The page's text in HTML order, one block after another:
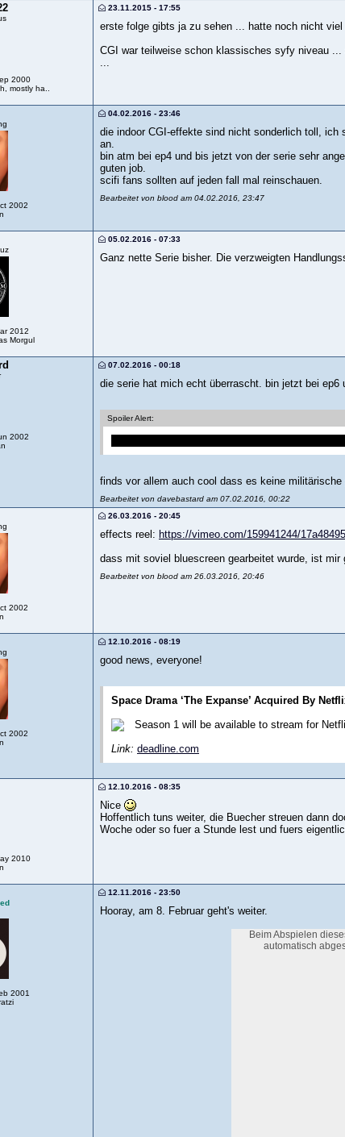
2000
mostly ha..
23.11.2015 - 17:55
erste folge gibts ja zu sehen ... hatte noch nicht
CGI war teilweise schon klassisches syfy niveau ...
2002
04.02.2016 - 23:46
die indoor CGI-effekte sind nicht sonderlich toll,
an.
bin atm bei ep4 und bis jetzt von der serie sehr
guten job.
scifi fans sollten auf jeden fall mal reinschauen.
Bearbeitet von blood am 04.02.2016, 23:47
2012
Morgul
05.02.2016 - 07:33
Ganz nette Serie bisher. Die verzweigten
2002
07.02.2016 - 00:18
die serie hat mich echt überrascht. bin jetzt bei ep6
Spoiler Alert:
finds vor allem auch cool dass es keine
Bearbeitet von davebastard am 07.02.2016, 00:22
2002
26.03.2016 - 20:45
effects reel: https://vimeo.com/159941244/
dass mit soviel bluescreen gearbeitet wurde, ist mir
Bearbeitet von blood am 26.03.2016, 20:46
2002
12.10.2016 - 08:19
good news, everyone!
Space Drama ‘The Expanse’ Acquired By
Season 1 will be available to stream for
Link: deadline.com
2010
12.10.2016 - 08:35
Nice
Hoffentlich tuns weiter, die Buecher streuen dann
Woche oder so fuer a Stunde lest und fuers
2001
12.11.2016 - 23:50
Hooray, am 8. Februar geht's weiter.
Beim Abspielen
automatisch